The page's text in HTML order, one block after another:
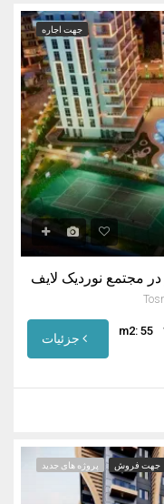
جهت اجاره
m2: 55
جهت فروش پروژه های جدید